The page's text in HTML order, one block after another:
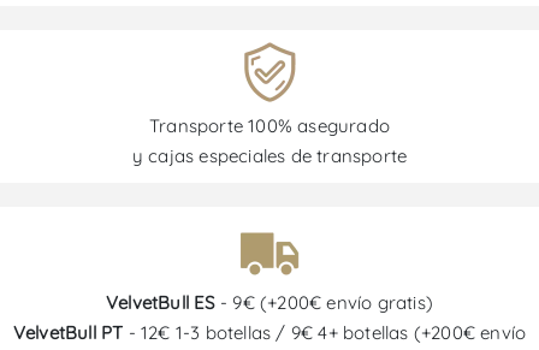
Transporte 100% asegurado
y cajas especiales de transporte
VelvetBull ES- 9€ (+200€ envío gratis)
VelvetBull PT - 12€ 1-3 botellas / 9€ 4+ botellas (+200€ envío